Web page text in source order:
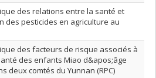
des relations entre la santé et
des pesticides en agriculture au
des facteurs de risque associés à
des enfants Miao d&apos;âge
deux comtés du Yunnan (RPC)